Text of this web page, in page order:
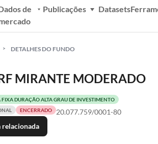
de
Publicações Datasets
DETALHES DO FUNDO
MIRANTE MODERADO
FIXA DURAÇÃO ALTA GRAU DE INVESTIMENTO
ENCERRADO
20.077.759/0001-80